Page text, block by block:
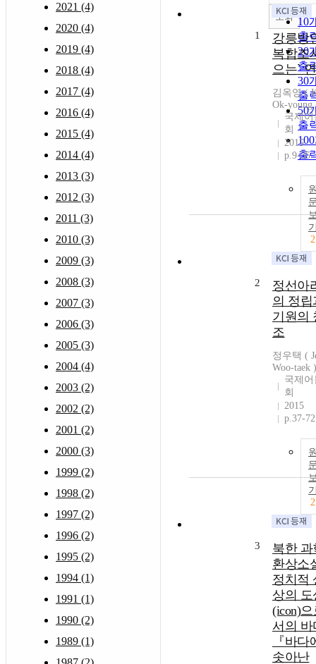
2021 (4)
2020 (4)
2019 (4)
2018 (4)
2017 (4)
2016 (4)
2015 (4)
2014 (4)
2013 (3)
2012 (3)
2011 (3)
2010 (3)
2009 (3)
2008 (3)
2007 (3)
2006 (3)
2005 (3)
2004 (4)
2003 (2)
2002 (2)
2001 (2)
2000 (3)
1999 (2)
1998 (2)
1997 (2)
1996 (2)
1995 (2)
1994 (1)
1991 (1)
1990 (2)
1989 (1)
10
출
20
출
30
출
50
출
출
조회
1
강릉방
복합조
으는`
김옥영 (
Ok-young
국제
회
2015
p.9-35
2
2
정선아
의 정립
기원의
조
정우택 (
Woo-taek )
국제
회
2015
p.37-72
2
3
북한 과
환상소
정치적
상의 도
(icon)으
서의 바
『바다
솟아난